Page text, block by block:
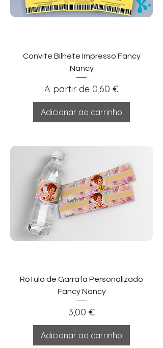
Convite Bilhete Impresso Fancy
Nancy
A partir de 0,60 €
Preço promocional
Adicionar ao carrinho
Rótulo de Garrafa Personalizado
Fancy Nancy
Preço
3,00 €
Adicionar ao carrinho